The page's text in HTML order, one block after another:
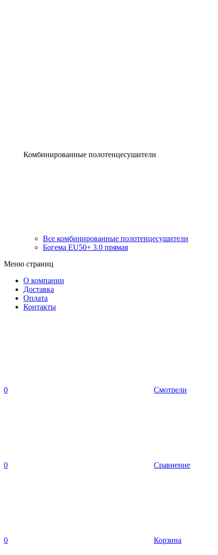
Комбинированные полотенцесушители
Все комбинированные полотенцесушители
Богема EU50+ 3.0 прямая
Меню страниц
О компании
Доставка
Оплата
Контакты
0 Смотрели
0 Сравнение
0 Корзина